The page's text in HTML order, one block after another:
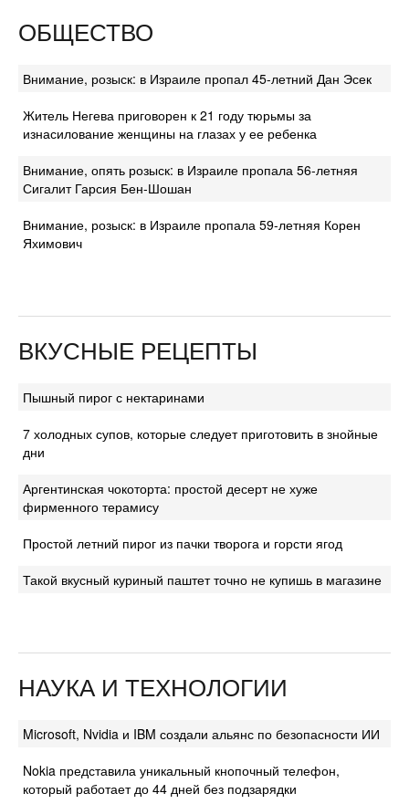
ОБЩЕСТВО
Внимание, розыск: в Израиле пропал 45-летний Дан Эсек
Житель Негева приговорен к 21 году тюрьмы за
изнасилование женщины на глазах у ее ребенка
Внимание, опять розыск: в Израиле пропала 56-летняя
Сигалит Гарсия Бен-Шошан
Внимание, розыск: в Израиле пропала 59-летняя Корен
Яхимович
ВКУСНЫЕ РЕЦЕПТЫ
Пышный пирог с нектаринами
7 холодных супов, которые следует приготовить в знойные
дни
Аргентинская чокоторта: простой десерт не хуже
фирменного терамису
Простой летний пирог из пачки творога и горсти ягод
Такой вкусный куриный паштет точно не купишь в магазине
НАУКА И ТЕХНОЛОГИИ
Microsoft, Nvidia и IBM создали альянс по безопасности ИИ
Nokia представила уникальный кнопочный телефон,
который работает до 44 дней без подзарядки